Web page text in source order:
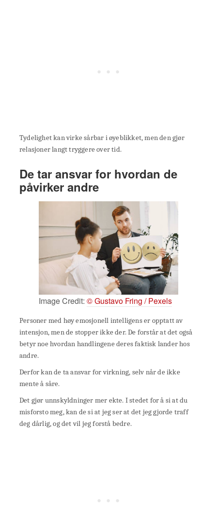
Tydelighet kan virke sårbar i øyeblikket, men den gjør
relasjoner langt tryggere over tid.
De tar ansvar for hvordan de
påvirker andre
Image Credit: © Gustavo Fring / Pexels
Personer med høy emosjonell intelligens er opptatt av
intensjon, men de stopper ikke der. De forstår at det også
betyr noe hvordan handlingene deres faktisk lander hos
andre.
Derfor kan de ta ansvar for virkning, selv når de ikke
mente å såre.
Det gjør unnskyldninger mer ekte. I stedet for å si at du
misforsto meg, kan de si at jeg ser at det jeg gjorde traff
deg dårlig, og det vil jeg forstå bedre.